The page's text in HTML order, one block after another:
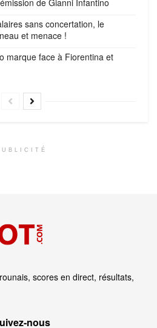
sans concertation, le
et menace !
marque face à Fiorentina et
scores en direct, résultats,